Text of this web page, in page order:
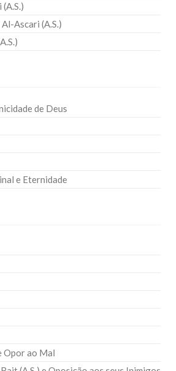
Ascari (A.S.)
de Deus
e Eternidade
Opor ao Mal